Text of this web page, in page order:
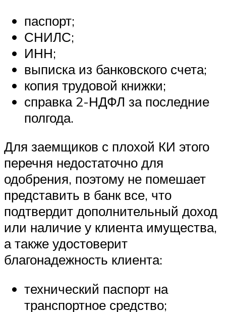
паспорт;
СНИЛС;
ИНН;
выписка из банковского счета;
копия трудовой книжки;
справка 2-НДФЛ за последние
полгода.
Для заемщиков с плохой КИ этого
перечня недостаточно для
одобрения, поэтому не помешает
представить в банк все, что
подтвердит дополнительный доход
или наличие у клиента имущества,
а также удостоверит
благонадежность клиента:
технический паспорт на
транспортное средство;